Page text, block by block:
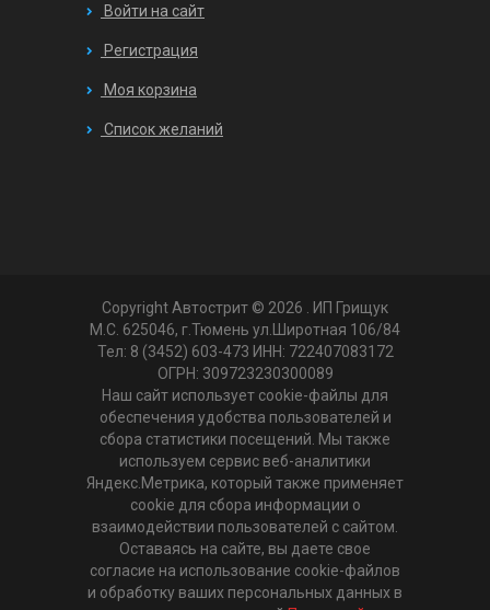
Войти на сайт
Регистрация
Моя корзина
Список желаний
Copyright Автострит © 2026
. ИП Грищук
М.С. 625046, г.Тюмень ул.Широтная 106/84
Тел: 8 (3452) 603-473 ИНН: 722407083172
ОГРН: 309723230300089
Наш сайт использует cookie-файлы для
обеспечения удобства пользователей и
сбора статистики посещений. Мы также
используем сервис веб-аналитики
Яндекс.Метрика, который также применяет
cookie для сбора информации о
взаимодействии пользователей с сайтом.
Оставаясь на сайте, вы даете свое
согласие на использование cookie-файлов
и обработку ваших персональных данных в